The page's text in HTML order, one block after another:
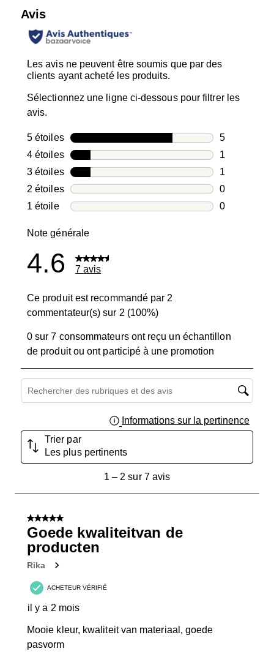
Avis
Les avis ne peuvent être soumis que par des
clients ayant acheté les produits.
Sélectionnez une ligne ci-dessous pour filtrer les
avis.
5 étoilesétoiles
5
5 avis avec
4 étoilesétoiles
1
1 avis avec
3 étoilesétoiles
1
1 avis avec
2 étoilesétoiles
0
0 avis avec
1 étoileétoiles
0
Note générale
4.6 7 avis
Ce produit est recommandé par 2
commentateur(s) sur 2 (100%)
0 sur 7 consommateurs ont reçu un échantillon
de produit ou ont participé à une promotion
Zone de recherche de sujet et d'avis
Informations sur la pertinence
Trier par
Les plus pertinents
sur
avis.
1– 2 sur 7 avis
5 sur 5 étoiles.
Goede kwaliteitvan de
producten
Rika
ACHETEUR VÉRIFIÉ
il y a 2 mois
Mooie kleur, kwaliteit van materiaal, goede
pasvorm